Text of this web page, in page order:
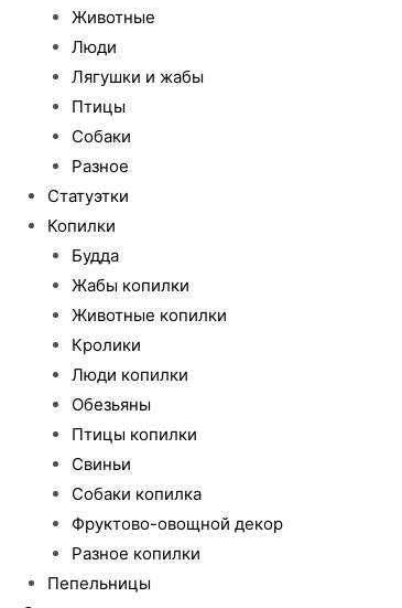
Животные
Люди
Лягушки и жабы
Птицы
Собаки
Разное
Статуэтки
Копилки
Будда
Жабы копилки
Животные копилки
Кролики
Люди копилки
Обезьяны
Птицы копилки
Свиньи
Собаки копилка
Фруктово-овощной декор
Разное копилки
Пепельницы